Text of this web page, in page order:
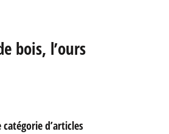
bois, l’ours
d’articles